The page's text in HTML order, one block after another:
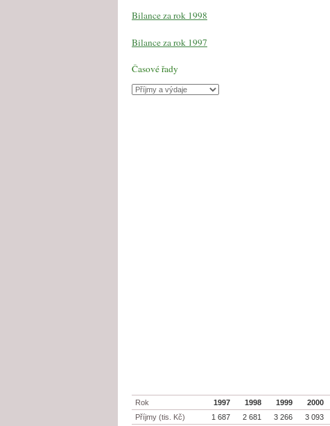
Bilance za rok 1998
Bilance za rok 1997
Časové řady
Rok 1997 1998 1999 2000
Příjmy (tis. Kč)
1 687 2 681 3 266 3 093